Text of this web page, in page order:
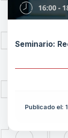
Seminario:
Publicado el: